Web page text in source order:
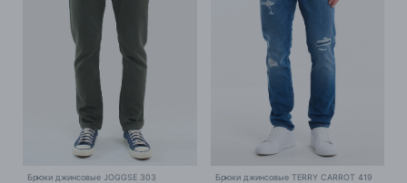
Брюки джинсовые JOGGSE 303 Брюки джинсовые TERRY CARROT 419